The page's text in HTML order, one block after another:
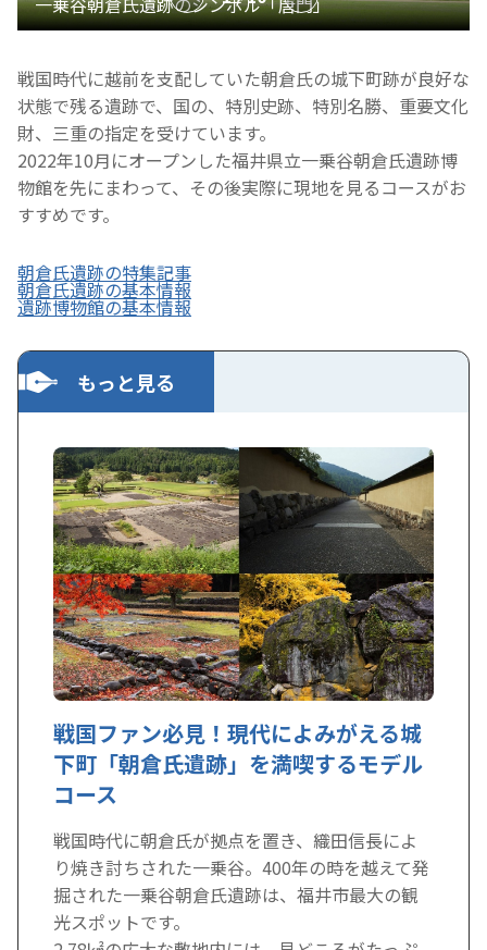
戦国時代に越前を支配していた朝倉氏の城下町跡が良好な
状態で残る遺跡で、国の、特別史跡、特別名勝、重要文化
財、三重の指定を受けています。
2022年10月にオープンした福井県立一乗谷朝倉氏遺跡博
物館を先にまわって、その後実際に現地を見るコースがお
すすめです。
朝倉氏遺跡の特集記事
朝倉氏遺跡の基本情報
遺跡博物館の基本情報
もっと見る
戦国ファン必見！現代によみがえる城
下町「朝倉氏遺跡」を満喫するモデル
コース
戦国時代に朝倉氏が拠点を置き、織田信長によ
り焼き討ちされた一乗谷。400年の時を越えて発
掘された一乗谷朝倉氏遺跡は、福井市最大の観
光スポットです。